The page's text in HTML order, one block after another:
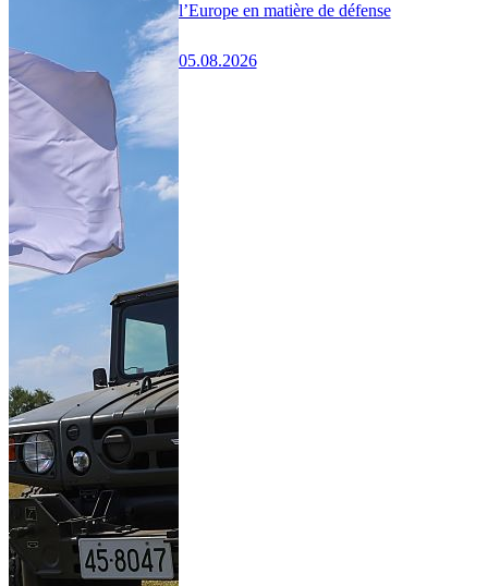
l’Europe en matière de défense
05.08.2026